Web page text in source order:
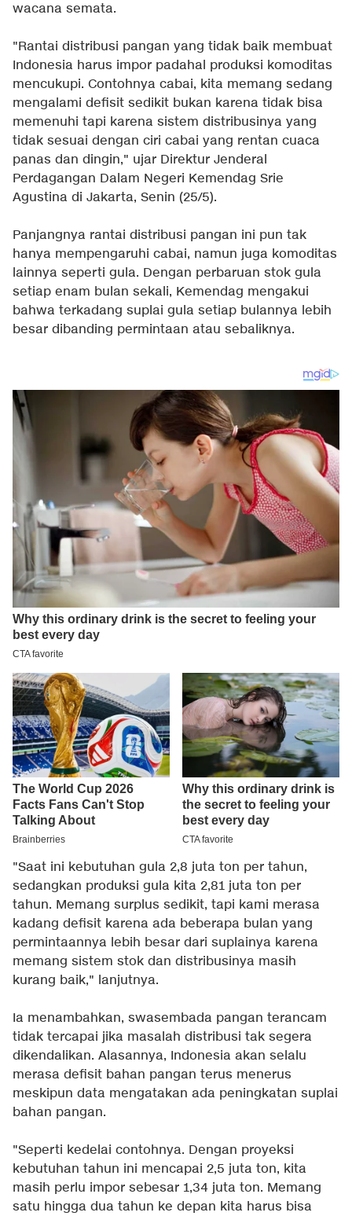
wacana semata.
"Rantai distribusi pangan yang tidak baik membuat
Indonesia harus impor padahal produksi komoditas
mencukupi. Contohnya cabai, kita memang sedang
mengalami defisit sedikit bukan karena tidak bisa
memenuhi tapi karena sistem distribusinya yang
tidak sesuai dengan ciri cabai yang rentan cuaca
panas dan dingin," ujar Direktur Jenderal
Perdagangan Dalam Negeri Kemendag Srie
Agustina di Jakarta, Senin (25/5).
Panjangnya rantai distribusi pangan ini pun tak
hanya mempengaruhi cabai, namun juga komoditas
lainnya seperti gula. Dengan perbaruan stok gula
setiap enam bulan sekali, Kemendag mengakui
bahwa terkadang suplai gula setiap bulannya lebih
besar dibanding permintaan atau sebaliknya.
"Saat ini kebutuhan gula 2,8 juta ton per tahun,
sedangkan produksi gula kita 2,81 juta ton per
tahun. Memang surplus sedikit, tapi kami merasa
kadang defisit karena ada beberapa bulan yang
permintaannya lebih besar dari suplainya karena
memang sistem stok dan distribusinya masih
kurang baik," lanjutnya.
Ia menambahkan, swasembada pangan terancam
tidak tercapai jika masalah distribusi tak segera
dikendalikan. Alasannya, Indonesia akan selalu
merasa defisit bahan pangan terus menerus
meskipun data mengatakan ada peningkatan suplai
bahan pangan.
"Seperti kedelai contohnya. Dengan proyeksi
kebutuhan tahun ini mencapai 2,5 juta ton, kita
masih perlu impor sebesar 1,34 juta ton. Memang
satu hingga dua tahun ke depan kita harus bisa